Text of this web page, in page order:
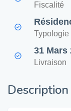
Fiscalité
Typologie
31 Mars
Livraison